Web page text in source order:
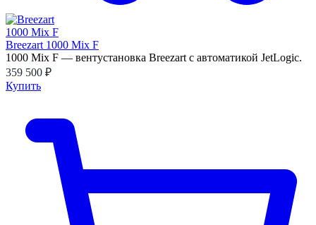
Breezart 1000 Mix F
1000 Mix F — вентустановка Breezart с автоматикой JetLogic.
359 500 ₽
Купить